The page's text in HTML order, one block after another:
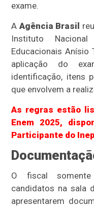
exame.
A Agência Brasil
Instituto
Educacionais Anísio
aplicação do
identificação, itens
que envolvem a
As regras estão
Enem 2025,
Participante do
O fiscal
candidatos na sala
apresentarem